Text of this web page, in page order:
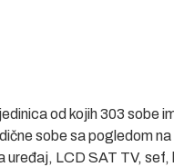
od kojih 303 sobe
sobe sa pogledom
LCD SAT TV, sef,